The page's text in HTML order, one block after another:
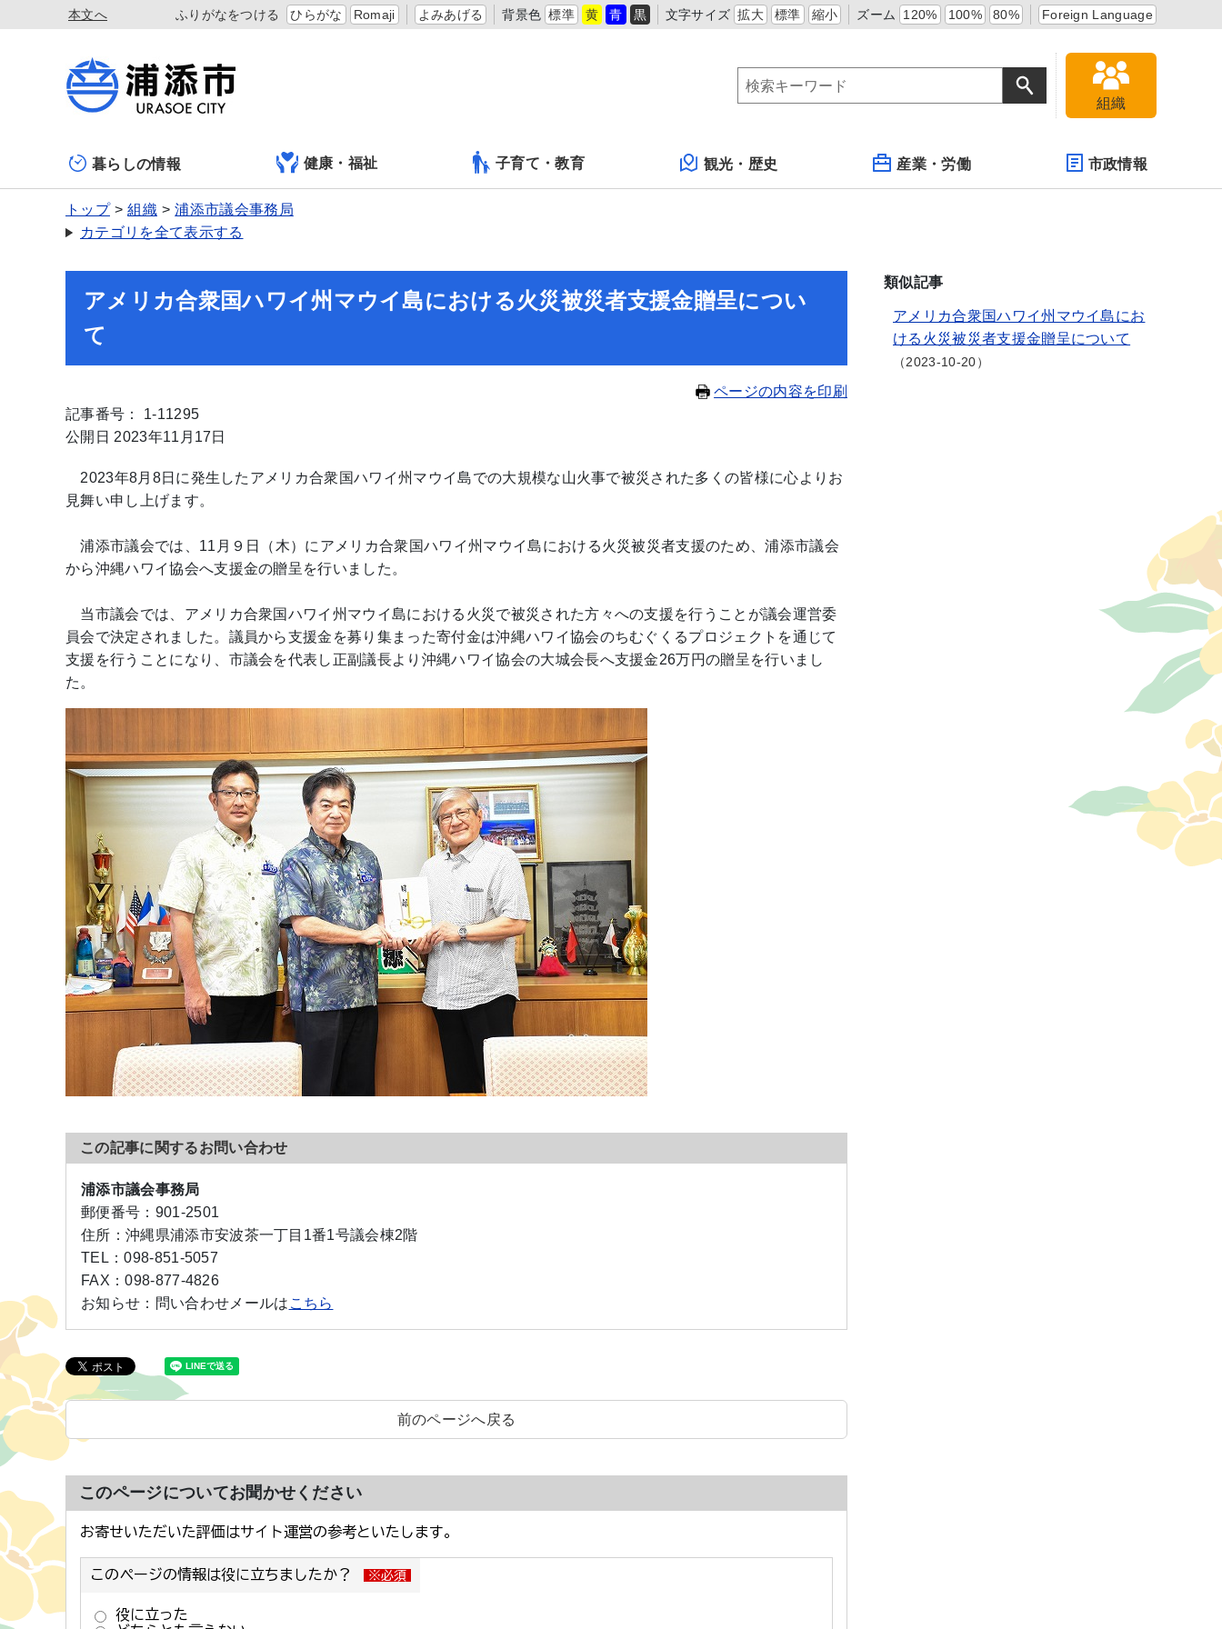
本文へ ふりがなをつける ひらがな Romaji よみあげる 背景色 標準 黄 青 黒 文字サイズ 拡大 標準 縮小 ズーム 120% 100% 80% Foreign Language
組織
暮らしの情報 健康・福祉 子育て・教育 観光・歴史 産業・労働 市政情報
トップ 組織
浦添市議会事務局
カテゴリを全て表示する
アメリカ合衆国ハワイ州マウイ島における火災被災者支援金贈呈につい
て
ページの内容を印刷
記事番号： 1-11295
公開日 2023年11月17日
2023年8月8日に発生したアメリカ合衆国ハワイ州マウイ島での大規模な山火事で被災された多くの皆様に心よりお
見舞い申し上げます。
浦添市議会では、11月９日（木）にアメリカ合衆国ハワイ州マウイ島における火災被災者支援のため、浦添市議会
から沖縄ハワイ協会へ支援金の贈呈を行いました。
当市議会では、アメリカ合衆国ハワイ州マウイ島における火災で被災された方々への支援を行うことが議会運営委
員会で決定されました。議員から支援金を募り集まった寄付金は沖縄ハワイ協会のちむぐくるプロジェクトを通じて
支援を行うことになり、市議会を代表し正副議長より沖縄ハワイ協会の大城会長へ支援金26万円の贈呈を行いまし
た。
この記事に関するお問い合わせ
浦添市議会事務局
郵便番号： 901-2501
住所： 沖縄県浦添市安波茶一丁目1番1号議会棟2階
TEL：098-851-5057
FAX：098-877-4826
お知らせ： 問い合わせメールは こちら
前のページへ戻る
このページについてお聞かせください
類似記事
アメリカ合衆国ハワイ州マウイ島にお
ける火災被災者支援金贈呈について
2023-10-20